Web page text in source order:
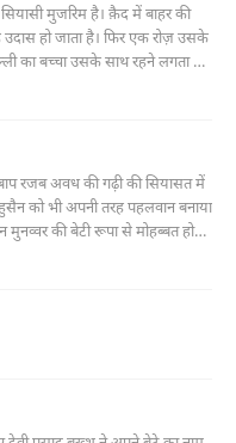
मुजरिम है। क़ैद में बाहर की
हो जाता है। फिर एक रोज़ उसके
का बच्चा उसके साथ रहने लगता है।
होती है और वह तड़प-तड़प कर मर
रजब अवध की गढ़ी की सियासत में
को भी अपनी तरह पहलवान बनाया
की बेटी रूपा से मोहब्बत हो
जाती है, पर हुसैन रूपा को अपने घर
उससे मोहब्बत किए बिना रह न